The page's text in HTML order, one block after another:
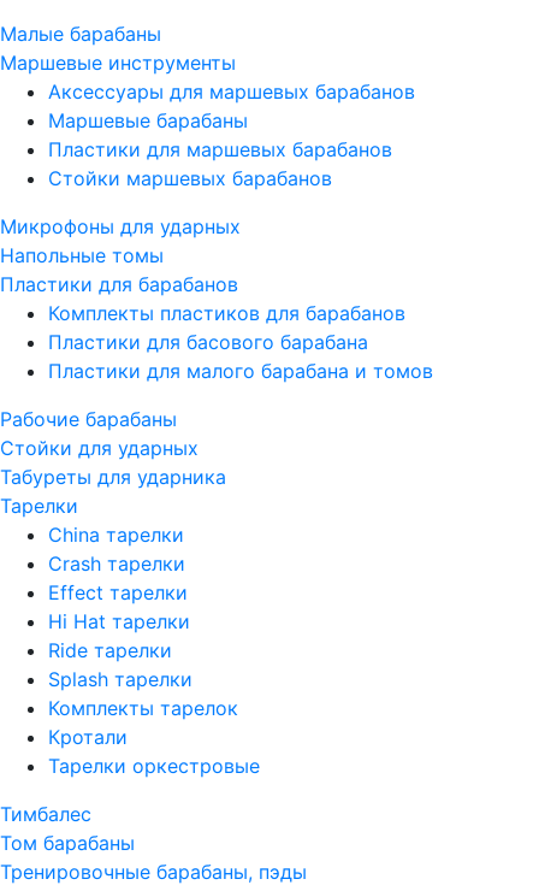
Малые барабаны
Маршевые инструменты
Аксессуары для маршевых барабанов
Маршевые барабаны
Пластики для маршевых барабанов
Стойки маршевых барабанов
Микрофоны для ударных
Напольные томы
Пластики для барабанов
Комплекты пластиков для барабанов
Пластики для басового барабана
Пластики для малого барабана и томов
Рабочие барабаны
Стойки для ударных
Табуреты для ударника
Тарелки
China тарелки
Crash тарелки
Effect тарелки
Hi Hat тарелки
Ride тарелки
Splash тарелки
Комплекты тарелок
Кротали
Тарелки оркестровые
Тимбалес
Том барабаны
Тренировочные барабаны, пэды